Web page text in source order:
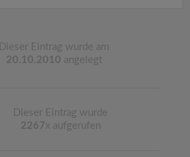
Dieser Eintrag wurde am
20.10.2010 angelegt
Dieser Eintrag wurde
2267x aufgerufen